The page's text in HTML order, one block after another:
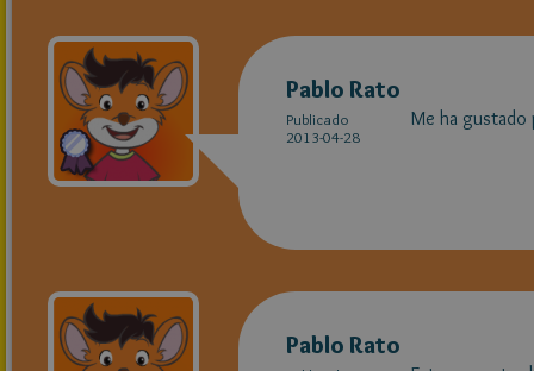
Pablo Rato
Publicado
2013-04-28
Me ha
Pablo Rato